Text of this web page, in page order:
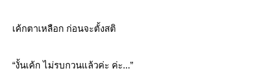
เค้กตาเหลือก ก่อนจะตั้งสติ
“งั้นเค้ก ไม่รบกวนแล้วค่ะ ค่ะ...”